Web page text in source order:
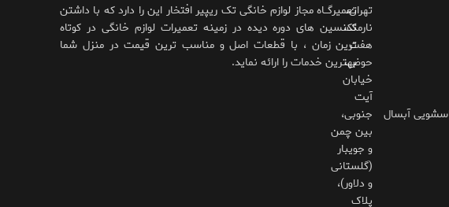
تعمیرگــاه مجاز لوازم خانگی تک ریپیر افتخار این را دارد که با داشتن
تکنسین های دوره دیده در زمینه تعمیرات لوازم خانگی در کوتاه
ترین زمان ، با قطعات اصل و مناسب ترین قیمت در منزل شما
بهترین خدمات را ارائه نماید.
تهران،
نارمک،
هفت
حوض،
خیابان
آیت
جنوبی،
بین چمن
و جویبار
(گلستانی
و دلاور)،
پلاک